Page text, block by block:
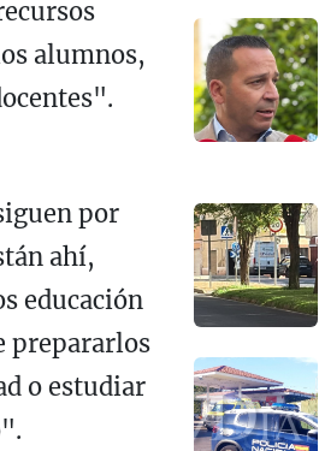
alumnos,
por
ahí,
educación
prepararlos
o estudiar